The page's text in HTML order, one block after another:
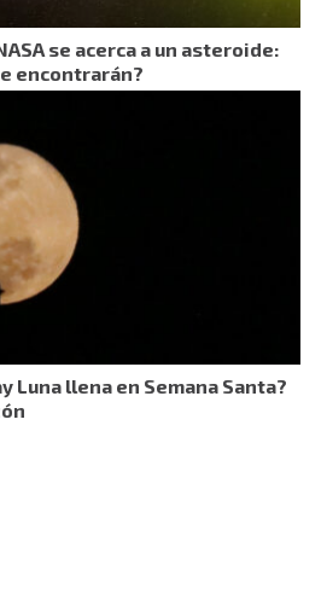
se acerca a un asteroide:
encontrarán?
Luna llena en Semana Santa?